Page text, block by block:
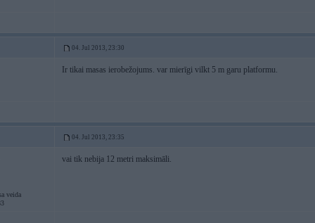
04. Jul 2013, 23:30
Ir tikai masas ierobežojums. var mierīgi vilkt 5 m garu platformu.
04. Jul 2013, 23:35
veida
vai tik nebija 12 metri maksimāli.